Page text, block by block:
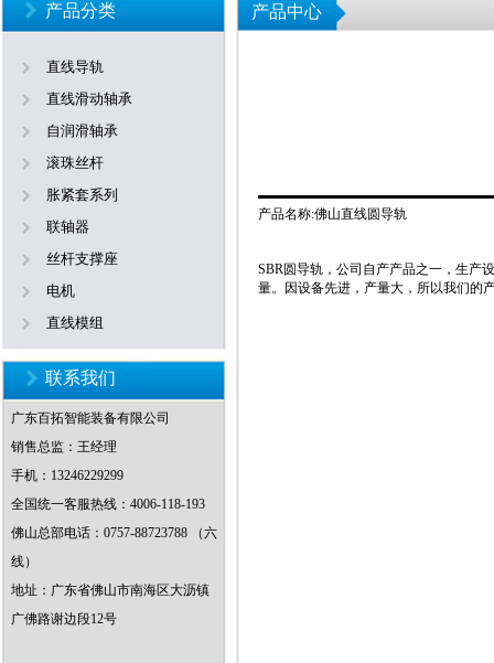
产品分类
直线导轨
直线滑动轴承
自润滑轴承
滚珠丝杆
胀紧套系列
联轴器
丝杆支撑座
电机
直线模组
联系我们
广东百拓智能装备有限公司
销售总监：王经理
手机：13246229299
全国统一客服热线：4006-118-193
佛山总部电话：0757-88723788 （六
线）
地址：广东省佛山市南海区大沥镇
广佛路谢边段12号
产品中心
产品名称:佛山直线圆导轨
SBR圆导轨，公司自产产品之一，生产
量。因设备先进，产量大，所以我们的